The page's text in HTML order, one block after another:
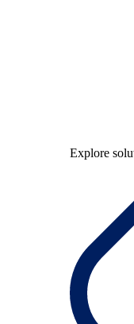
Explore